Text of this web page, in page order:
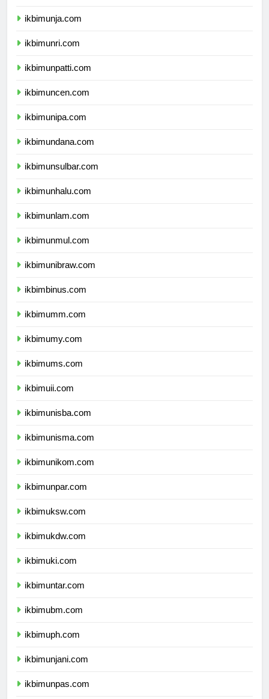
ikbimunja.com
ikbimunri.com
ikbimunpatti.com
ikbimuncen.com
ikbimunipa.com
ikbimundana.com
ikbimunsulbar.com
ikbimunhalu.com
ikbimunlam.com
ikbimunmul.com
ikbimunibraw.com
ikbimbinus.com
ikbimumm.com
ikbimumy.com
ikbimums.com
ikbimuii.com
ikbimunisba.com
ikbimunisma.com
ikbimunikom.com
ikbimunpar.com
ikbimuksw.com
ikbimukdw.com
ikbimuki.com
ikbimuntar.com
ikbimubm.com
ikbimuph.com
ikbimunjani.com
ikbimunpas.com